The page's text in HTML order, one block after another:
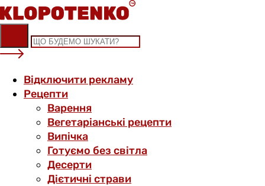
Skip
to
content
Відключити рекламу
Рецепти
Варення
Вегетаріанські рецепти
Випічка
Готуємо без світла
Десерти
Дієтичні страви